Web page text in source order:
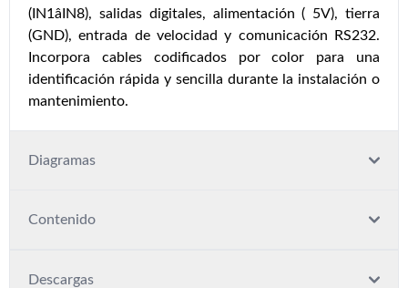
(IN1âIN8), salidas digitales, alimentación ( 5V), tierra
(GND), entrada de velocidad y comunicación RS232.
Incorpora cables codificados por color para una
identificación rápida y sencilla durante la instalación o
mantenimiento.
Diagramas
Contenido
Descargas